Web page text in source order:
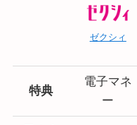
ゼクシィ
特典
電子マネ
ー